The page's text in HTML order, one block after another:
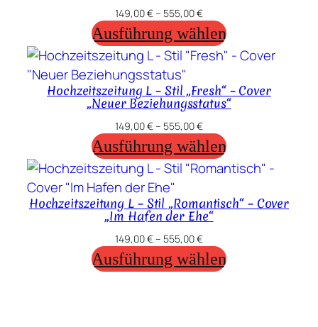
149,00€– 555,00€
Ausführung wählen
Hochzeitszeitung L – Stil „Fresh“ – Cover
„Neuer Beziehungsstatus“
149,00€– 555,00€
Ausführung wählen
Hochzeitszeitung L – Stil „Romantisch“ – Cover
„Im Hafen der Ehe“
149,00€– 555,00€
Ausführung wählen